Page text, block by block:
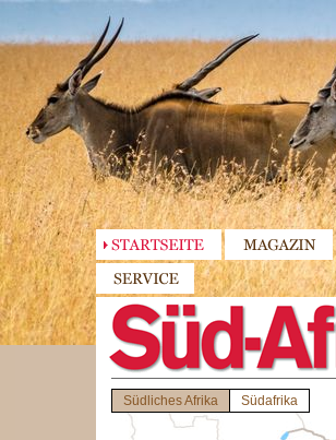
Südliches Afrika Südafrika